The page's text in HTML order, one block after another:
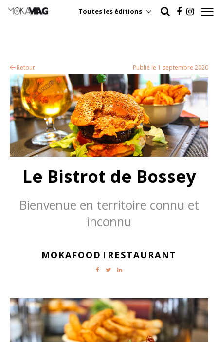
Toutes les éditions
Retour Publié le 1 septembre 2020
Le Bistrot de Bossey
Bienvenue en territoire connu et
inconnu
MOKAFOOD | RESTAURANT